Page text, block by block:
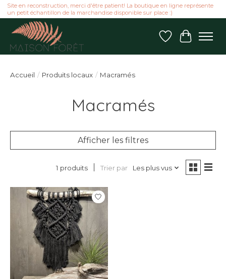
Site en reconstruction, merci d'être patient! La boutique en ligne représente
un petit échantillon de la marchandise disponible sur place :)
Liste dePanier
Accueil / Produits locaux / Macramés
Macramés
Afficher les filtres
1 produits Trier par Les plus vus